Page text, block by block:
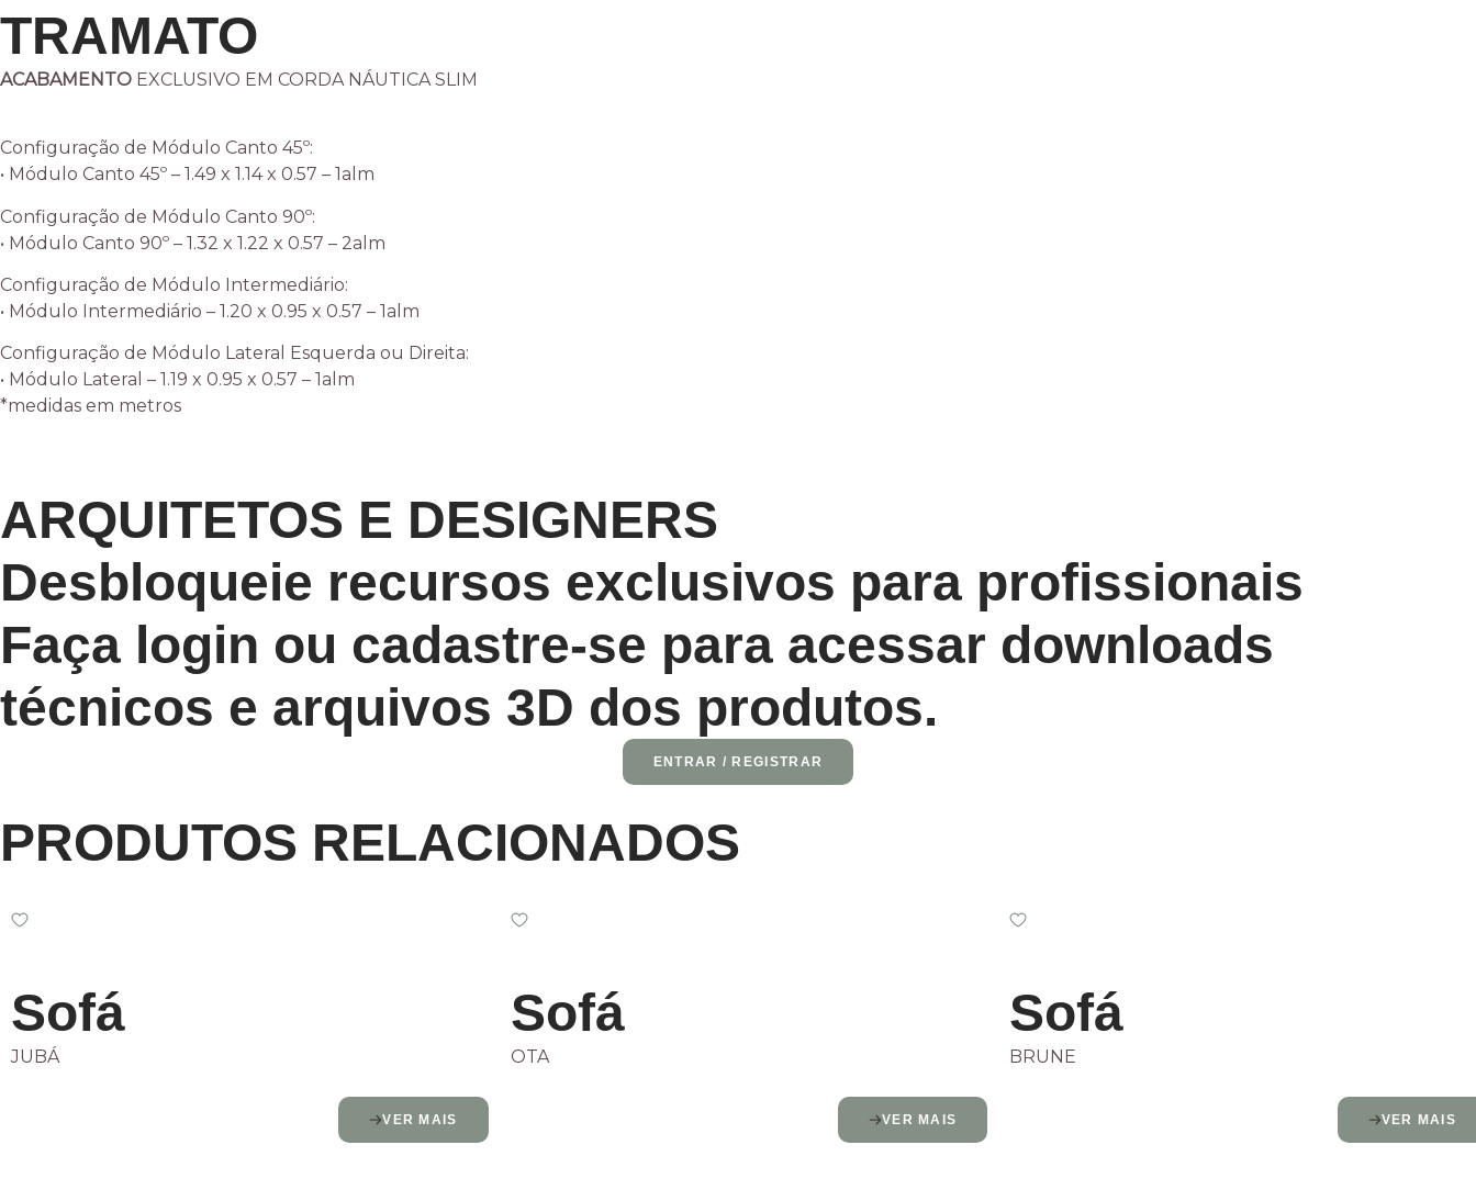
TRAMATO
ACABAMENTO EXCLUSIVO EM CORDA NÁUTICA SLIM
Configuração de Módulo Canto 45º:
• Módulo Canto 45º – 1.49 x 1.14 x 0.57 – 1alm
Configuração de Módulo Canto 90º:
• Módulo Canto 90º – 1.32 x 1.22 x 0.57 – 2alm
Configuração de Módulo Intermediário:
• Módulo Intermediário – 1.20 x 0.95 x 0.57 – 1alm
Configuração de Módulo Lateral Esquerda ou Direita:
• Módulo Lateral – 1.19 x 0.95 x 0.57 – 1alm
*medidas em metros
ARQUITETOS E DESIGNERS
Desbloqueie recursos exclusivos para profissionais
Faça login ou cadastre-se para acessar downloads
técnicos e arquivos 3D dos produtos.
ENTRAR / REGISTRAR
PRODUTOS RELACIONADOS
Sofá
JUBÁ
VER MAIS
Sofá
OTA
VER MAIS
Sofá
BRUNE
VER MAIS